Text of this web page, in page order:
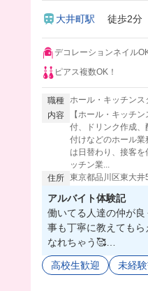
大井町駅 徒歩2分
デコレーションネイル
ピアス複数OK！
職種 ホール・キッチンス
内容
【ホール・キッチ
付、ドリンク作成
付けなどのホール業
は日替わり、接客
ッチン業...
住所 東京都品川区東大井
アルバイト体験記
働いてる人達の仲が
事も丁寧に教えてもら
なれちゃう🥰
賄いで食べたご飯も美
ゃう✊🏻❣️髪色も自由
高校生歓迎 未経